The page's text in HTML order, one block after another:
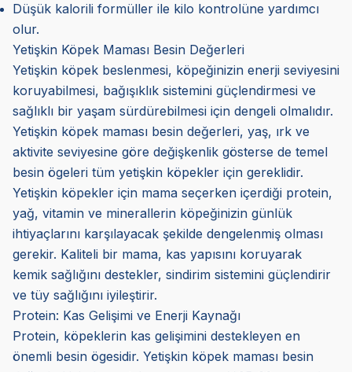
Düşük kalorili formüller ile kilo kontrolüne yardımcı
olur.
Yetişkin Köpek Maması Besin Değerleri
Yetişkin köpek beslenmesi, köpeğinizin enerji seviyesini
koruyabilmesi, bağışıklık sistemini güçlendirmesi ve
sağlıklı bir yaşam sürdürebilmesi için dengeli olmalıdır.
Yetişkin köpek maması besin değerleri, yaş, ırk ve
aktivite seviyesine göre değişkenlik gösterse de temel
besin ögeleri tüm yetişkin köpekler için gereklidir.
Yetişkin köpekler için mama seçerken içerdiği protein,
yağ, vitamin ve minerallerin köpeğinizin günlük
ihtiyaçlarını karşılayacak şekilde dengelenmiş olması
gerekir. Kaliteli bir mama, kas yapısını koruyarak
kemik sağlığını destekler, sindirim sistemini güçlendirir
ve tüy sağlığını iyileştirir.
Protein: Kas Gelişimi ve Enerji Kaynağı
Protein, köpeklerin kas gelişimini destekleyen en
önemli besin ögesidir. Yetişkin köpek maması besin